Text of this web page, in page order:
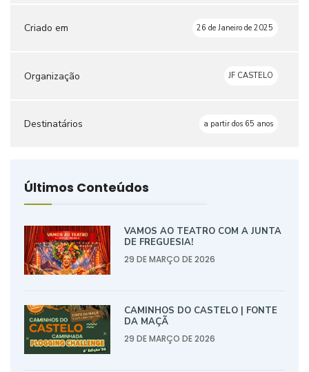
Criado em 26 de Janeiro de 2025
Organização JF CASTELO
Destinatários a partir dos 65 anos
Últimos Conteúdos
VAMOS AO TEATRO COM A JUNTA
DE FREGUESIA!
29 DE MARÇO DE 2026
CAMINHOS DO CASTELO | FONTE
DA MAÇÃ
29 DE MARÇO DE 2026